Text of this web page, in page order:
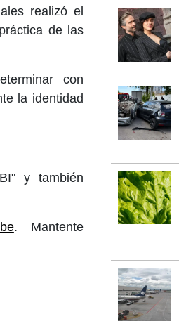
realizó el
de las
con
la identidad
y también
. Mantente